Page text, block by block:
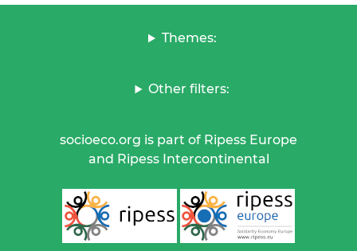
Themes:
Other filters:
socioeco.org is part of Ripess Europe
and Ripess Intercontinental